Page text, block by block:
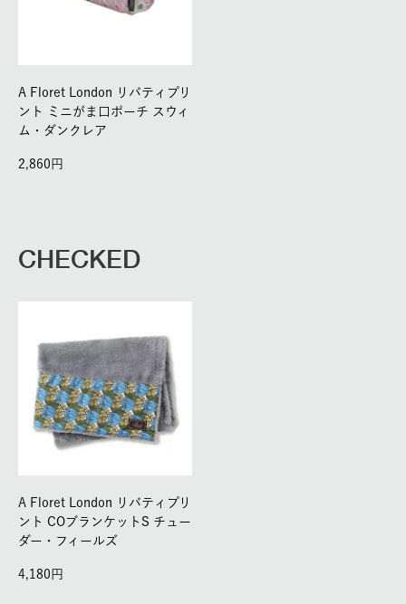
A Floret London リバティプリ
ント ミニがま口ポーチ スウィ
ム・ダンクレア
2,860
CHECKED
A Floret London リバティプリ
ント COブランケットS チュー
ダー・フィールズ
4,180